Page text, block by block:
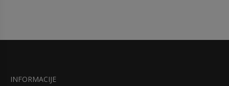
INFORMACIJE